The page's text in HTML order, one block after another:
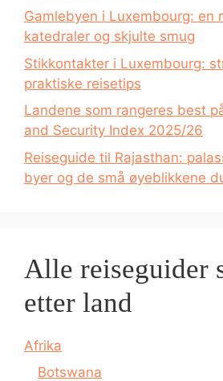
Gamlebyen i Luxembourg: en
katedraler og skjulte smug
Stikkontakter i Luxembourg:
praktiske reisetips
Landene som rangeres best
and Security Index 2025/26
Reiseguide til Rajasthan:
byer og de små øyeblikkene
Alle reiseguider
etter land
Afrika
Botswana